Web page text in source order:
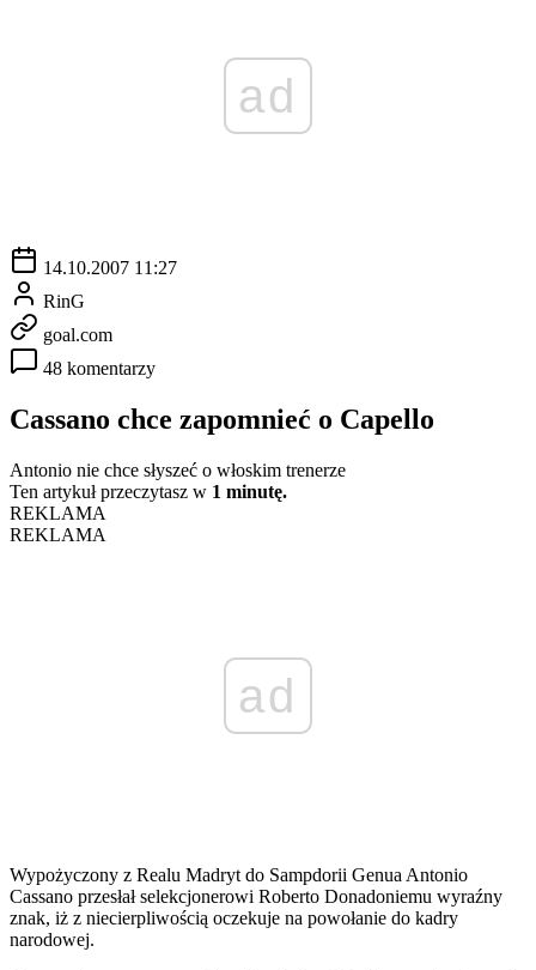
ad
14.10.2007 11:27
RinG
goal.com
48 komentarzy
Cassano chce zapomnieć o Capello
Antonio nie chce słyszeć o włoskim trenerze
Ten artykuł przeczytasz w 1 minutę.
REKLAMA
REKLAMA
ad
Wypożyczony z Realu Madryt do Sampdorii Genua Antonio
Cassano przesłał selekcjonerowi Roberto Donadoniemu wyraźny
znak, iż z niecierpliwością oczekuje na powołanie do kadry
narodowej.